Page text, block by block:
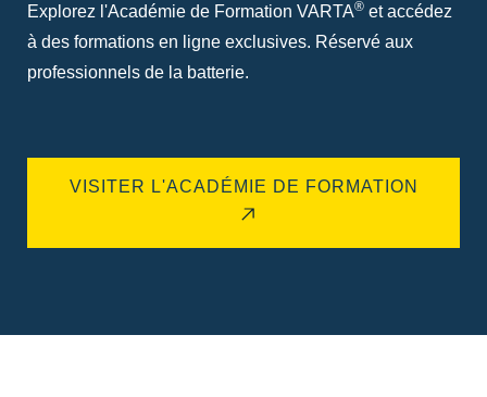
Explorez l'Académie de Formation VARTA® et accédez
à des formations en ligne exclusives. Réservé aux
professionnels de la batterie.
VISITER L'ACADÉMIE DE FORMATION